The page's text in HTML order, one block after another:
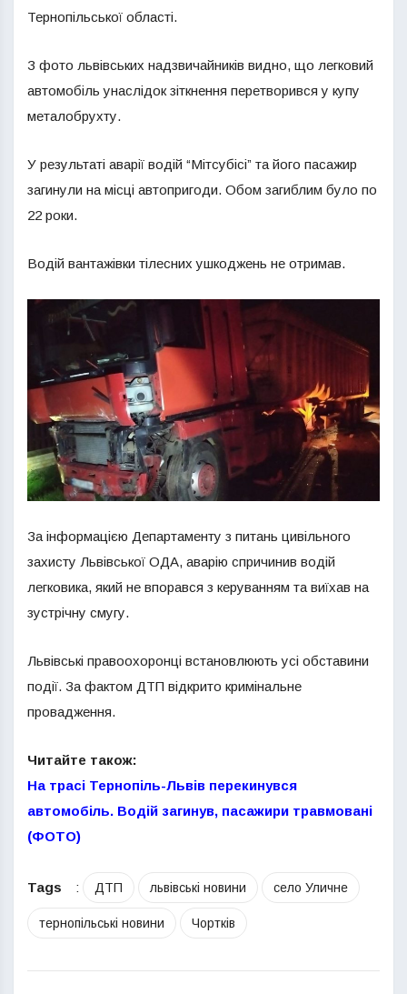
Тернопільської області.
З фото львівських надзвичайників видно, що легковий
автомобіль унаслідок зіткнення перетворився у купу
металобрухту.
У результаті аварії водій “Мітсубісі” та його пасажир
загинули на місці автопригоди. Обом загиблим було по
22 роки.
Водій вантажівки тілесних ушкоджень не отримав.
За інформацією Департаменту з питань цивільного
захисту Львівської ОДА, аварію спричинив водій
легковика, який не впорався з керуванням та виїхав на
зустрічну смугу.
Львівські правоохоронці встановлюють усі обставини
події. За фактом ДТП відкрито кримінальне
провадження.
Читайте також:
На трасі Тернопіль-Львів перекинувся
автомобіль. Водій загинув, пасажири травмовані
(ФОТО)
Tags : ДТП львівські новини село Уличне
тернопільські новини Чортків